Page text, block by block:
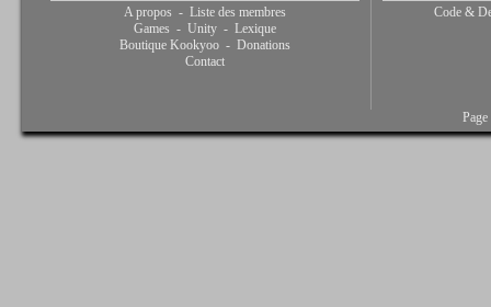
A propos - Liste des membres
Games - Unity - Lexique
Boutique Kookyoo - Donations
Contact
Code &